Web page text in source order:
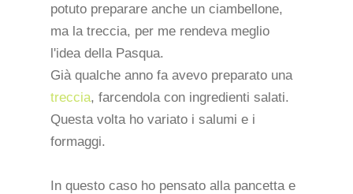
potuto preparare anche un ciambellone,
ma la treccia, per me rendeva meglio
l'idea della Pasqua.
Già qualche anno fa avevo preparato una
treccia, farcendola con ingredienti salati.
Questa volta ho variato i salumi e i
formaggi.
In questo caso ho pensato alla pancetta e